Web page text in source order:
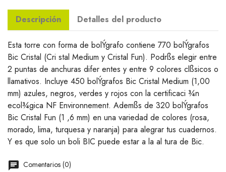
Descripción Detalles del producto
Esta torre con forma de bolÝgrafo contiene 770 bolÝgrafos
Bic Cristal (Cri stal Medium y Cristal Fun). Podrßs elegir entre
2 puntas de anchuras difer entes y entre 9 colores clßsicos o
llamativos. Incluye 450 bolÝgrafos Bic Cristal Medium (1,00
mm) azules, negros, verdes y rojos con la certificaci ¾n
ecol¾gica NF Environnement. Ademßs de 320 bolÝgrafos
Bic Cristal Fun (1 ,6 mm) en una variedad de colores (rosa,
morado, lima, turquesa y naranja) para alegrar tus cuadernos.
Y es que solo un boli BIC puede estar a la al tura de Bic.
Comentarios (0)